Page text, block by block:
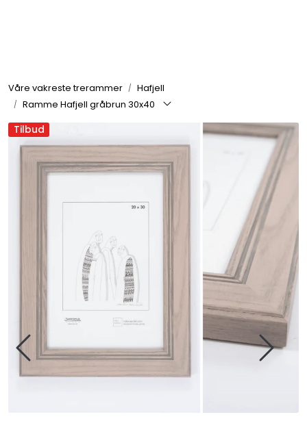
Våre vakreste trerammer
Hafjell
Ramme Hafjell gråbrun 30x40
Tilbud
Passepartout
Tilbehør til innramming
Innrammede bilder
Malerier
Trykk av bilder/skilt og innramming